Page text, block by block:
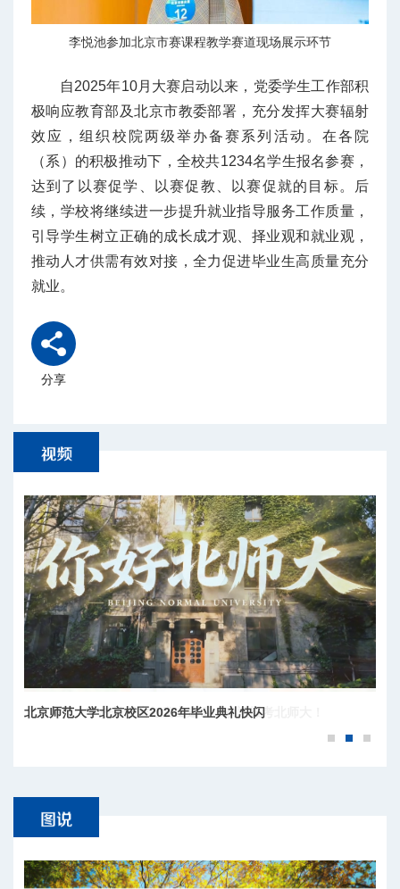
李悦池参加北京市赛课程教学赛道现场展示环节
自2025年10月大赛启动以来，党委学生工作部积
极响应教育部及北京市教委部署，充分发挥大赛辐射
效应，组织校院两级举办备赛系列活动。在各院
（系）的积极推动下，全校共1234名学生报名参赛，
达到了以赛促学、以赛促教、以赛促就的目标。后
续，学校将继续进一步提升就业指导服务工作质量，
引导学生树立正确的成长成才观、择业观和就业观，
推动人才供需有效对接，全力促进毕业生高质量充分
就业。
分享
北京师范大学北京校区2026年毕业典礼快闪
北京师范大学校长于吉红发出邀请，欢迎报考北师大！